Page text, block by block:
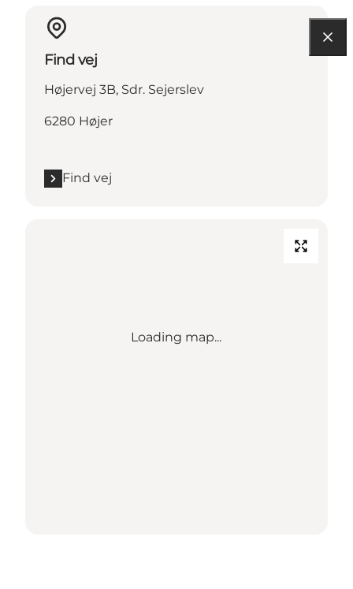
Find vej
Højervej 3B, Sdr. Sejerslev
6280 Højer
Find vej
Loading map...